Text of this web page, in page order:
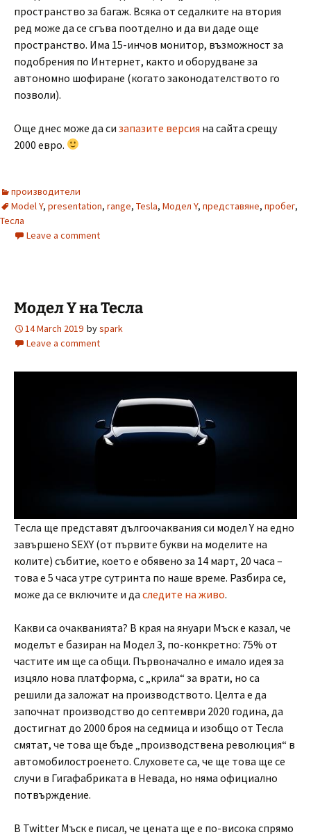
пространство за багаж. Всяка от седалките на втория
ред може да се сгъва поотделно и да ви даде още
пространство. Има 15-инчов монитор, възможност за
подобрения по Интернет, както и оборудване за
автономно шофиране (когато законодателството го
позволи).
Още днес може да си запазите версия на сайта срещу
2000 евро.
производители
Model Y, presentation, range, Tesla, Модел Y, представяне, пробег,
Тесла
Leave a comment
Модел Y на Тесла
14 March 2019 byspark
Leave a comment
Тесла ще представят дългоочаквания си модел Y на едно
завършено SEXY (от първите букви на моделите на
колите) събитие, което е обявено за 14 март, 20 часа –
това е 5 часа утре сутринта по наше време. Разбира се,
може да се включите и да следите на живо.
Какви са очакванията? В края на януари Мъск е казал, че
моделът е базиран на Модел 3, по-конкретно: 75% от
частите им ще са общи. Първоначално е имало идея за
изцяло нова платформа, с „крила“ за врати, но са
решили да заложат на производството. Целта е да
започнат производство до септември 2020 година, да
достигнат до 2000 броя на седмица и изобщо от Тесла
смятат, че това ще бъде „производствена революция“ в
автомобилостроенето. Слуховете са, че ще това ще се
случи в Гигафабриката в Невада, но няма официално
потвърждение.
В Twitter Мъск е писал, че цената ще е по-висока спрямо